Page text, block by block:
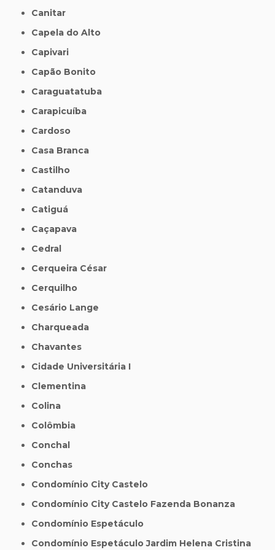
Canitar
Capela do Alto
Capivari
Capão Bonito
Caraguatatuba
Carapicuíba
Cardoso
Casa Branca
Castilho
Catanduva
Catiguá
Caçapava
Cedral
Cerqueira César
Cerquilho
Cesário Lange
Charqueada
Chavantes
Cidade Universitária I
Clementina
Colina
Colômbia
Conchal
Conchas
Condomínio City Castelo
Condomínio City Castelo Fazenda Bonanza
Condomínio Espetáculo
Condomínio Espetáculo Jardim Helena Cristina